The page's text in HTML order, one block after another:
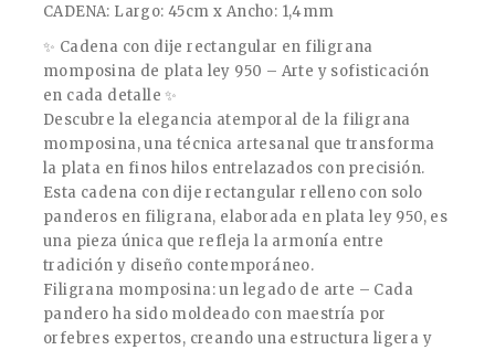
CADENA: Largo: 45cm x Ancho: 1,4mm
✨ Cadena con dije rectangular en filigrana
momposina de plata ley 950 – Arte y sofisticación
en cada detalle ✨
Descubre la elegancia atemporal de la filigrana
momposina, una técnica artesanal que transforma
la plata en finos hilos entrelazados con precisión.
Esta cadena con dije rectangular relleno con solo
panderos en filigrana, elaborada en plata ley 950, es
una pieza única que refleja la armonía entre
tradición y diseño contemporáneo.
Filigrana momposina: un legado de arte – Cada
pandero ha sido moldeado con maestría por
orfebres expertos, creando una estructura ligera y